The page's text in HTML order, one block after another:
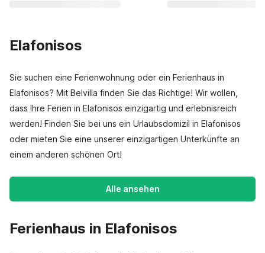
Elafonisos
Sie suchen eine Ferienwohnung oder ein Ferienhaus in
Elafonisos? Mit Belvilla finden Sie das Richtige! Wir wollen,
dass Ihre Ferien in Elafonisos einzigartig und erlebnisreich
werden! Finden Sie bei uns ein Urlaubsdomizil in Elafonisos
oder mieten Sie eine unserer einzigartigen Unterkünfte an
einem anderen schönen Ort!
Alle ansehen
Ferienhaus in Elafonisos